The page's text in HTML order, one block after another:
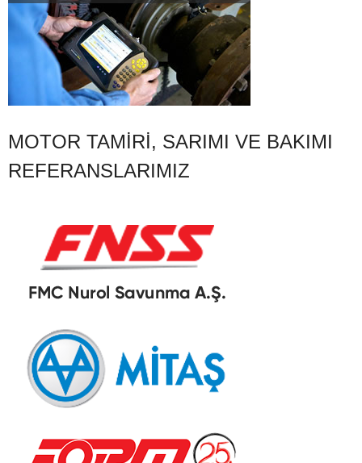
MOTOR TAMIRI, SARIMI VE BAKIMI
REFERANSLARIMIZ